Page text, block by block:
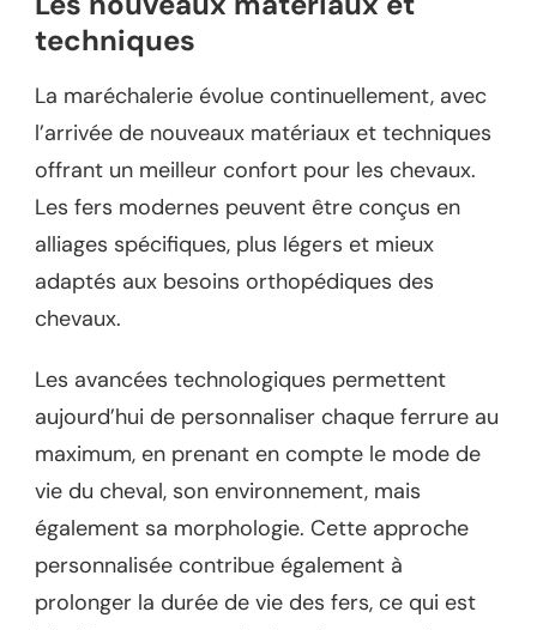
techniques
La maréchalerie évolue continuellement, avec
l’arrivée de nouveaux matériaux et techniques
offrant un meilleur confort pour les chevaux.
Les fers modernes peuvent être conçus en
alliages spécifiques, plus légers et mieux
adaptés aux besoins orthopédiques des
chevaux.
Les avancées technologiques permettent
aujourd’hui de personnaliser chaque ferrure au
maximum, en prenant en compte le mode de
vie du cheval, son environnement, mais
également sa morphologie. Cette approche
personnalisée contribue également à
prolonger la durée de vie des fers, ce qui est